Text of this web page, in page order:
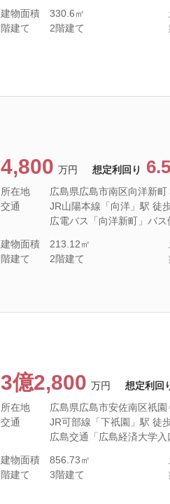
建物面積 330.6㎡
階建て
2階建て
4,800 万円 想定利回り
所在地
広島県広島市南区向洋新町
交通
JR山陽本線「向洋」駅 徒
広電バス「向洋新町」バ
建物面積 213.12㎡
階建て
2階建て
3億2,800 万円 想定利回
所在地
広島県広島市安佐南区祇園
交通
JR可部線「下祇園」駅 徒
広島交通「広島経済大学
建物面積 856.73㎡
階建て
3階建て